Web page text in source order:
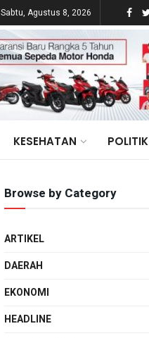
Sabtu, Agustus 8, 2026
KESEHATAN POLITIK
Browse by Category
ARTIKEL
DAERAH
EKONOMI
HEADLINE